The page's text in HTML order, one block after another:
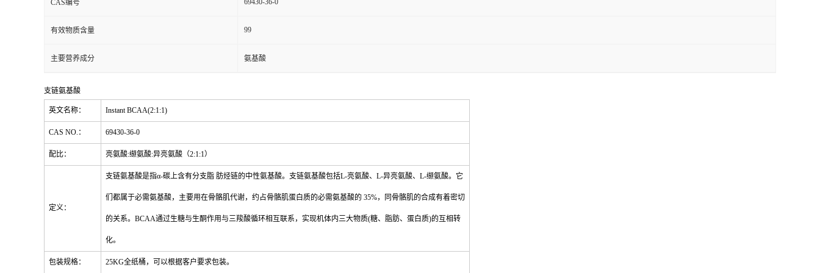
CAS编号 69430-36-0
有效物质含量 99
主要营养成分 氨基酸
支链氨基酸
英文名称： Instant BCAA(2:1:1)
CAS NO.： 69430-36-0
配比： 亮氨酸:缬氨酸:异亮氨酸（2:1:1）
定义：
支链氨基酸是指α-碳上含有分支脂 肪烃链的中性氨基酸。支链氨基酸包括L-亮氨酸、L-异亮氨酸、L-缬氨酸。它
们都属于必需氨基酸，主要用在骨骼肌代谢，约占骨骼肌蛋白质的必需氨基酸的 35%，同骨骼肌的合成有着密切
的关系。BCAA通过生糖与生酮作用与三羧酸循环相互联系，实现机体内三大物质(糖、脂肪、蛋白质)的互相转
化。
包装规格： 25KG全纸桶，可以根据客户要求包装。